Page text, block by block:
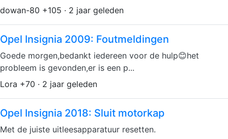
dowan-80 +105 · 2 jaar geleden
Opel Insignia 2009: Foutmeldingen
Goede morgen,bedankt iedereen voor de hulp😊het
probleem is gevonden,er is een p...
Lora +70 · 2 jaar geleden
Opel Insignia 2018: Sluit motorkap
Met de juiste uitleesapparatuur resetten.